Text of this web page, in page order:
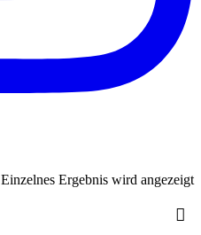
Einzelnes Ergebnis wird angezeigt